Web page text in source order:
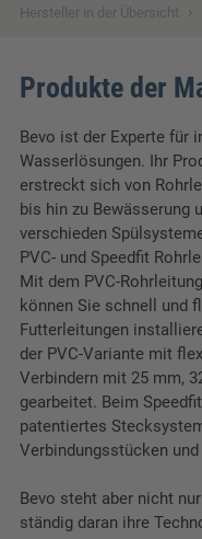
Hersteller in der Übersicht
Produkte der
Bevo ist der Experte für
Wasserlösungen. Ihr
erstreckt sich von
bis hin zu Bewässerung
verschieden
PVC- und Speedfit
Mit dem PVC-
können Sie schnell und
Futterleitungen
der PVC-Variante mit
Verbindern mit 25 mm,
gearbeitet. Beim
patentiertes
Verbindungsstücken
Bevo steht aber nicht
ständig daran ihre